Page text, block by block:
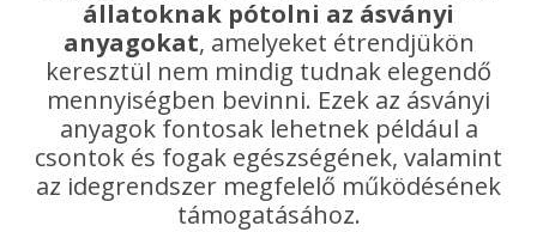
állatoknak pótolni az ásványi
anyagokat, amelyeket étrendjükön
keresztül nem mindig tudnak elegendő
mennyiségben bevinni. Ezek az ásványi
anyagok fontosak lehetnek például a
csontok és fogak egészségének, valamint
az idegrendszer megfelelő működésének
támogatásához.